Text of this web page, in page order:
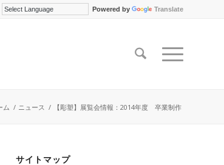
Powered by Translate
ム / ニュース / 【彫塑】展覧会情報：2014年度 卒業制作
サイトマップ